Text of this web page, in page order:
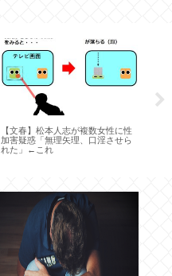
【文春】松本人志が複数女性に性
加害疑惑「無理矢理、口淫させら
れた」←これ